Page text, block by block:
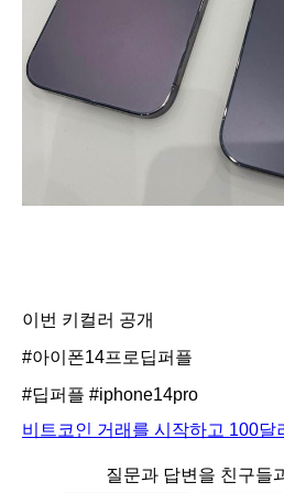
이번 키컬러 공개
#아이폰14프로딥퍼플
#딥퍼플 #iphone14pro
비트코인 거래를 시작하고 100달
질문과 답변을 친구들